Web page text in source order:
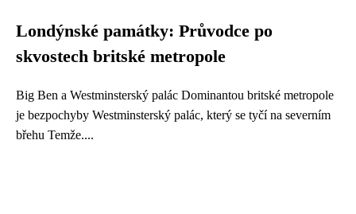
Londýnské památky: Průvodce po
skvostech britské metropole
Big Ben a Westminsterský palác Dominantou britské metropole
je bezpochyby Westminsterský palác, který se tyčí na severním
břehu Temže....